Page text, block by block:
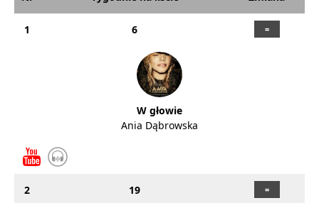
1 6
W głowie
Ania Dąbrowska
2 19